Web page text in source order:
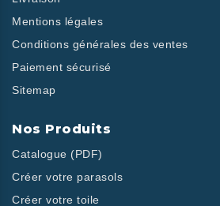
Mentions légales
Conditions générales des ventes
Paiement sécurisé
Sitemap
Nos Produits
Catalogue (PDF)
Créer votre parasols
Créer votre toile